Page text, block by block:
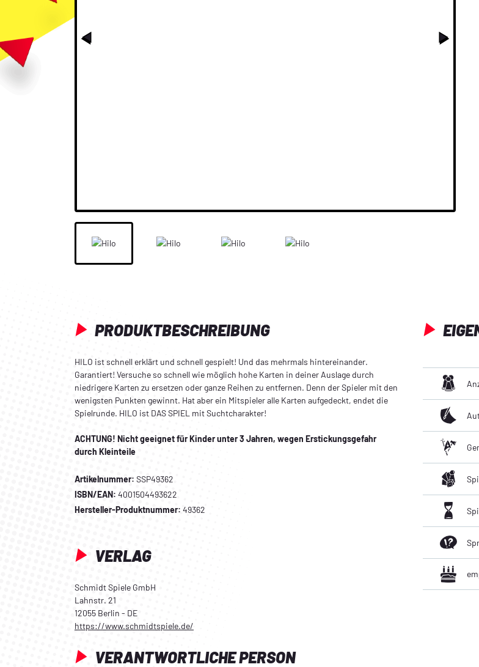
PRODUKTBESCHREIBUNG
HILO ist schnell erklärt und schnell gespielt! Und das mehrmals hintereinander.
Garantiert! Versuche so schnell wie möglich hohe Karten in deiner Auslage durch
niedrigere Karten zu ersetzen oder ganze Reihen zu entfernen. Denn der Spieler mit den
wenigsten Punkten gewinnt. Hat aber ein Mitspieler alle Karten aufgedeckt, endet die
Spielrunde. HILO ist DAS SPIEL mit Suchtcharakter!
ACHTUNG! Nicht geeignet für Kinder unter 3 Jahren, wegen Erstickungsgefahr
durch Kleinteile
Artikelnummer: SSP49362
ISBN/EAN: 4001504493622
Hersteller-Produktnummer: 49362
VERLAG
Schmidt Spiele GmbH
Lahnstr. 21
12055 Berlin - DE
https://www.schmidtspiele.de/
VERANTWORTLICHE PERSON